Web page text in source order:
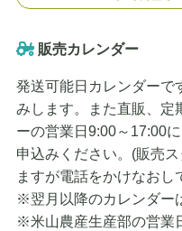
販売カレンダー
発送可能日カレンダーで
みします。また直販、定
ーの営業日9:00～17:00
申込みください。(販売
ますが電話をかけなおし
※翌月以降のカレンダー
※米山農産生産部の営業